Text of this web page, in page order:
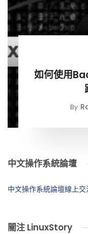
如何使用
By
中文操作系統論壇
中文操作系統論壇線上交
關注 LinuxStory